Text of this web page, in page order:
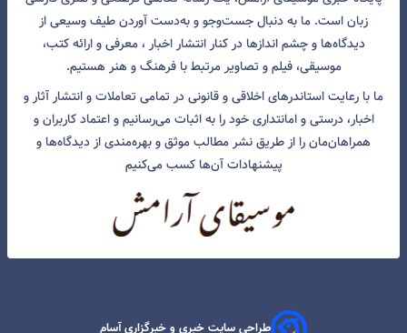
زبان است. ما به دنبال جست‌و‌جو و به‌دست آوردن طیف وسیعی از
دیدگاه‌ها و چشم انداز‌ها در کنار انتشار اخبار ، معرفی و ارائه کتب،
موسیقی، فیلم و تصاویر مرتبط با فرهنگ و هنر هستیم.
ما با رعایت استاندرهای اخلاقی و قانونی در تمامی تعاملات و انتشار آثار و
اخبار، درستی و امانتداری خود را به اثبات می‌رسانیم و اعتماد کاربران و
همراهان‌مان را از طریق نشر مطالب موثق و بهره‌مندی از دیدگاه‌ها و
پیشنهادات آن‌ها کسب می‌کنیم
طراحی سایت خبری و خبرگزاری آسام